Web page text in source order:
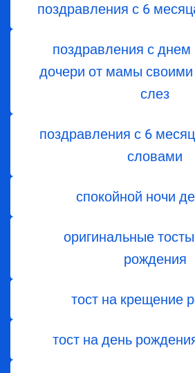
поздравления с 6
поздравления с
дочери от мамы
слез
поздравления с 6
словами
спокойной ночи
оригинальные
рождения
тост на крещение
тост на день